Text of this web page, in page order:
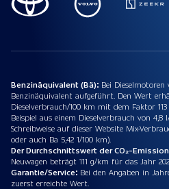
Benzinäquivalent (Bä): Bei
Benzinäquivalent aufgeführt. Den Wert
Dieselverbrauch/100 km mit dem Faktor
Beispiel aus einem Dieselverbrauch von 4,8
Schreibweise auf dieser Website Mix-
oder auch Ba 5,42 1/100 km).
Der Durchschnittswert der CO₂-
Neuwagen beträgt 111 g/km für das Jahr
Garantie/Service: Bei den Angaben in
zuerst erreichte Wert.